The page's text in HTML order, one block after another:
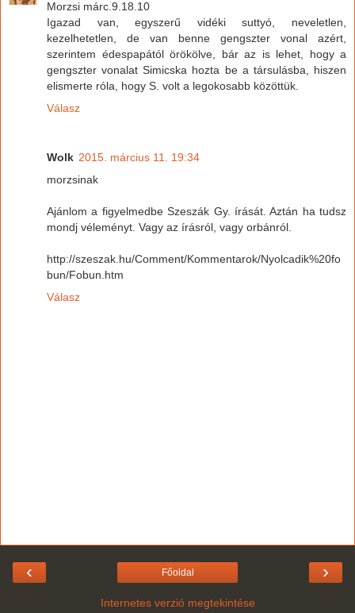
Morzsi márc.9.18.10
Igazad van, egyszerű vidéki suttyó, neveletlen,
kezelhetetlen, de van benne gengszter vonal azért,
szerintem édespapától örökölve, bár az is lehet, hogy a
gengszter vonalat Simicska hozta be a társulásba, hiszen
elismerte róla, hogy S. volt a legokosabb közöttük.
Válasz
Wolk 2015. március 11. 19:34
morzsinak
Ajánlom a figyelmedbe Szeszák Gy. írását. Aztán ha tudsz
mondj véleményt. Vagy az írásról, vagy orbánról.
http://szeszak.hu/Comment/Kommentarok/Nyolcadik%20fo
bun/Fobun.htm
Válasz
‹ ›
Főoldal
Internetes verzió megtekintése